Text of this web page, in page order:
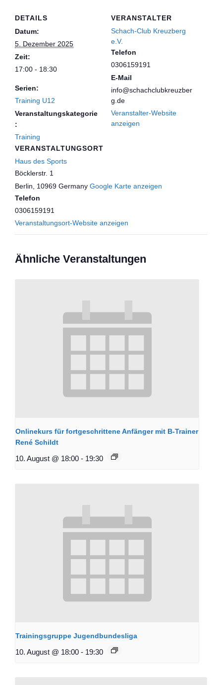
DETAILS
Datum:
5. Dezember 2025
Zeit:
17:00 - 18:30
Serien:
Training U12
Veranstaltungskategorie
:
Training
VERANSTALTUNGSORT
Haus des Sports
Böcklerstr. 1
Berlin, 10969 Germany Google Karte anzeigen
Telefon
0306159191
Veranstaltungsort-Website anzeigen
VERANSTALTER
Schach-Club Kreuzberg
e.V.
Telefon
0306159191
E-Mail
info@schachclubkreuzber
g.de
Veranstalter-Website
anzeigen
Ähnliche Veranstaltungen
Onlinekurs für fortgeschrittene Anfänger mit B-Trainer
René Schildt
10. August @ 18:00 - 19:30
Trainingsgruppe Jugendbundesliga
10. August @ 18:00 - 19:30